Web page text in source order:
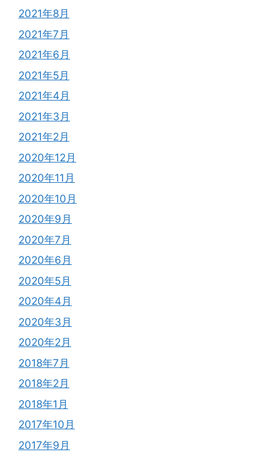
2021年8月
2021年7月
2021年6月
2021年5月
2021年4月
2021年3月
2021年2月
2020年12月
2020年11月
2020年10月
2020年9月
2020年7月
2020年6月
2020年5月
2020年4月
2020年3月
2020年2月
2018年7月
2018年2月
2018年1月
2017年10月
2017年9月